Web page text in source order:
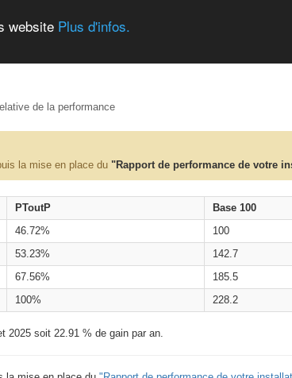
website Plus d'infos.
de la performance
la mise en place du "Rapport de performance de votre
PToutP
Base 100
46.72%
100
53.23%
142.7
67.56%
185.5
100% 228.2
2025 soit 22.91 % de gain par an.